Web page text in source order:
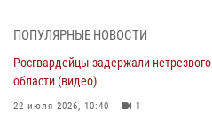
В Нижегородской области
16 июля 2026, 05:00
Росгвардейцы обеспечили
ПОПУЛЯРНЫЕ НОВОСТИ
Росгвардейцы задержали
области (видео)
22 июля 2026, 10:40 1